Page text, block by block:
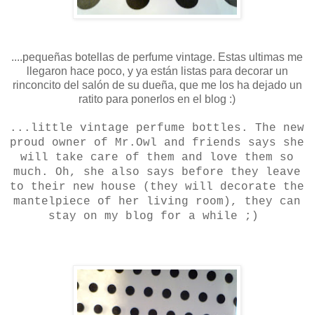
....pequeñas botellas de perfume vintage. Estas ultimas me
llegaron hace poco, y ya están listas para decorar un
rinconcito del salón de su dueña, que me los ha dejado un
ratito para ponerlos en el blog :)
...little vintage perfume bottles. The new
proud owner of Mr.Owl and friends says she
will take care of them and love them so
much. Oh, she also says before they leave
to their new house (they will decorate the
mantelpiece of her living room), they can
stay on my blog for a while ;)